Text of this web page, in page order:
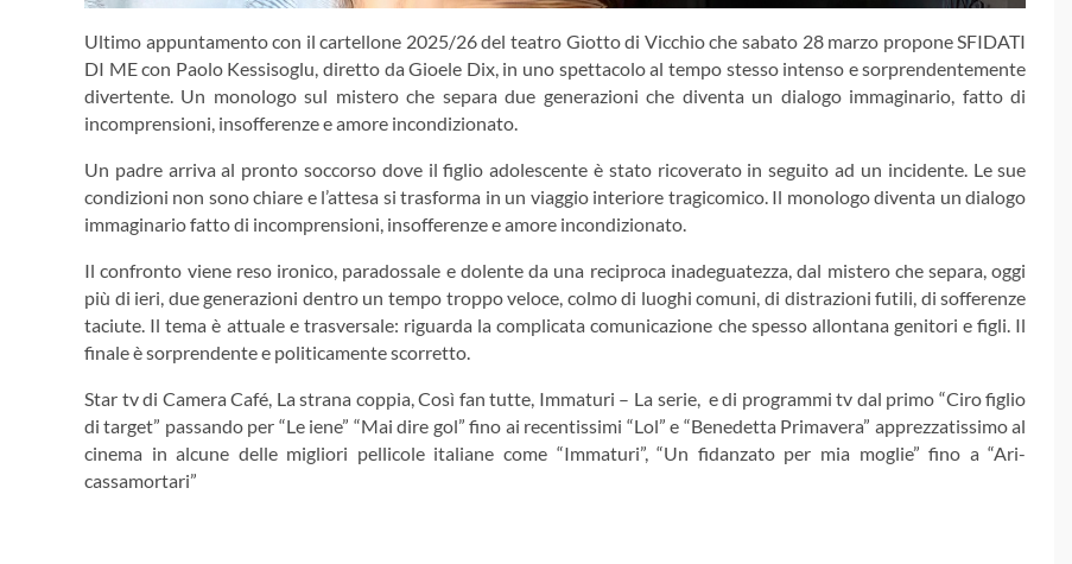
Ultimo appuntamento con il cartellone 2025/26 del teatro Giotto di Vicchio che sabato 28 marzo propone SFIDATI
DI ME con Paolo Kessisoglu, diretto da Gioele Dix, in uno spettacolo al tempo stesso intenso e sorprendentemente
divertente. Un monologo sul mistero che separa due generazioni che diventa un dialogo immaginario, fatto di
incomprensioni, insofferenze e amore incondizionato.
Un padre arriva al pronto soccorso dove il figlio adolescente è stato ricoverato in seguito ad un incidente. Le sue
condizioni non sono chiare e l’attesa si trasforma in un viaggio interiore tragicomico. Il monologo diventa un dialogo
immaginario fatto di incomprensioni, insofferenze e amore incondizionato.
Il confronto viene reso ironico, paradossale e dolente da una reciproca inadeguatezza, dal mistero che separa, oggi
più di ieri, due generazioni dentro un tempo troppo veloce, colmo di luoghi comuni, di distrazioni futili, di sofferenze
taciute. Il tema è attuale e trasversale: riguarda la complicata comunicazione che spesso allontana genitori e figli. Il
finale è sorprendente e politicamente scorretto.
Star tv di Camera Café, La strana coppia, Così fan tutte, Immaturi – La serie, e di programmi tv dal primo “Ciro figlio
di target” passando per “Le iene” “Mai dire gol” fino ai recentissimi “Lol” e “Benedetta Primavera” apprezzatissimo al
cinema in alcune delle migliori pellicole italiane come “Immaturi”, “Un fidanzato per mia moglie” fino a “Ari-
cassamortari”